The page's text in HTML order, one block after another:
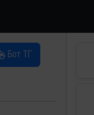
Бот ТГ